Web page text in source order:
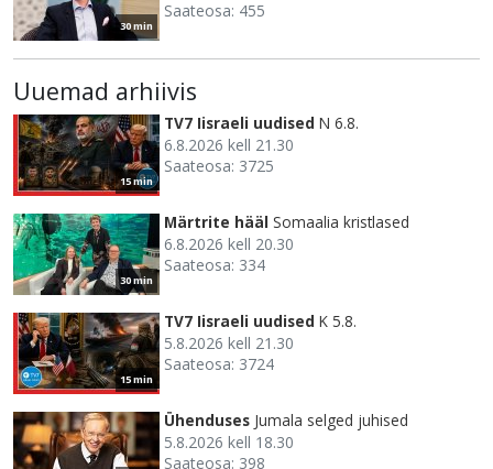
30 min
Saateosa: 455
Uuemad arhiivis
15 min
TV7 Iisraeli uudised N 6.8.
6.8.2026 kell 21.30
Saateosa: 3725
30 min
Märtrite hääl Somaalia kristlased
6.8.2026 kell 20.30
Saateosa: 334
15 min
TV7 Iisraeli uudised K 5.8.
5.8.2026 kell 21.30
Saateosa: 3724
Ühenduses Jumala selged juhised
5.8.2026 kell 18.30
Saateosa: 398